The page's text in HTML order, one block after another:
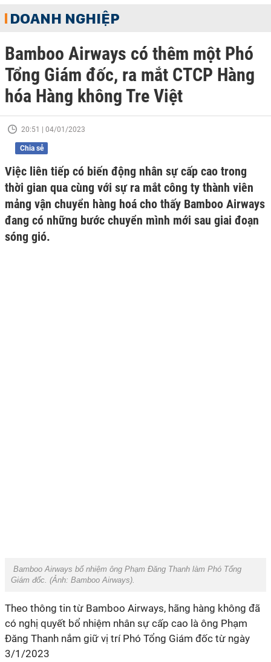
DOANH NGHIỆP
Bamboo Airways có thêm một Phó
Tổng Giám đốc, ra mắt CTCP Hàng
hóa Hàng không Tre Việt
20:51 | 04/01/2023
Chia sẻ
Việc liên tiếp có biến động nhân sự cấp cao trong
thời gian qua cùng với sự ra mắt công ty thành viên
mảng vận chuyển hàng hoá cho thấy Bamboo Airways
đang có những bước chuyển mình mới sau giai đoạn
sóng gió.
Bamboo Airways bổ nhiệm ông Phạm Đăng Thanh làm Phó Tổng
Giám đốc. (Ảnh: Bamboo Airways).
Theo thông tin từ Bamboo Airways, hãng hàng không đã
có nghị quyết bổ nhiệm nhân sự cấp cao là ông Phạm
Đăng Thanh nắm giữ vị trí Phó Tổng Giám đốc từ ngày
3/1/2023